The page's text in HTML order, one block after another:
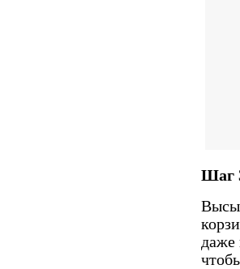
Шаг
даже